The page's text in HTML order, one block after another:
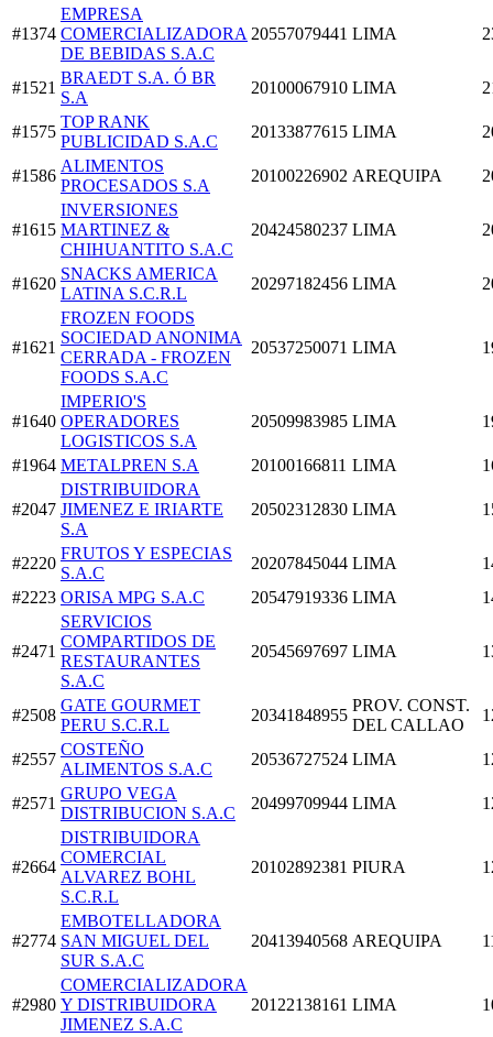
#1374
EMPRESA
COMERCIALIZADORA
DE BEBIDAS S.A.C
20557079441 LIMA
#1521
BRAEDT S.A. Ó BR
S.A
20100067910 LIMA
#1575
TOP RANK
PUBLICIDAD S.A.C
20133877615 LIMA
#1586
ALIMENTOS
PROCESADOS S.A
20100226902 AREQUIPA
#1615
INVERSIONES
MARTINEZ &
CHIHUANTITO S.A.C
20424580237 LIMA
#1620
SNACKS AMERICA
LATINA S.C.R.L
20297182456 LIMA
#1621
FROZEN FOODS
SOCIEDAD ANONIMA
CERRADA - FROZEN
FOODS S.A.C
20537250071 LIMA
#1640
IMPERIO'S
OPERADORES
LOGISTICOS S.A
20509983985 LIMA
#1964 METALPREN S.A 20100166811 LIMA
#2047
DISTRIBUIDORA
JIMENEZ E IRIARTE
S.A
20502312830 LIMA
#2220
FRUTOS Y ESPECIAS
S.A.C
20207845044 LIMA
#2223 ORISA MPG S.A.C 20547919336 LIMA
#2471
SERVICIOS
COMPARTIDOS DE
RESTAURANTES
S.A.C
20545697697 LIMA
#2508
GATE GOURMET
PERU S.C.R.L
20341848955
PROV. CONST.
DEL CALLAO
#2557
COSTEÑO
ALIMENTOS S.A.C
20536727524 LIMA
#2571
GRUPO VEGA
DISTRIBUCION S.A.C
20499709944 LIMA
#2664
DISTRIBUIDORA
COMERCIAL
ALVAREZ BOHL
S.C.R.L
20102892381 PIURA
#2774
EMBOTELLADORA
SAN MIGUEL DEL
SUR S.A.C
20413940568 AREQUIPA
#2980
COMERCIALIZADORA
Y DISTRIBUIDORA
JIMENEZ S.A.C
20122138161 LIMA